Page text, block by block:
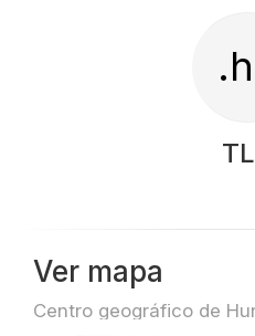
Ver mapa
Centro geográfico de